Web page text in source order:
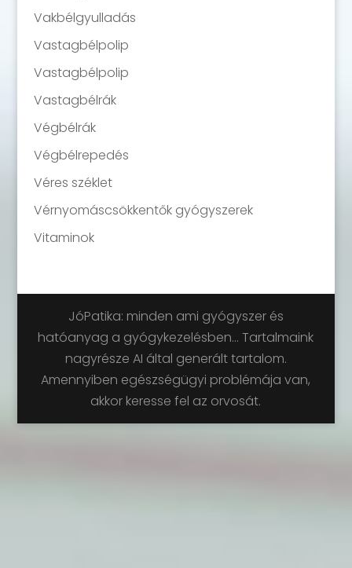
Vakbélgyulladás
Vastagbélpolip
Vastagbélpolip
Vastagbélrák
Végbélrák
Végbélrepedés
Véres széklet
Vérnyomáscsökkentők gyógyszerek
Vitaminok
JóPatika: minden ami gyógyszer és
hatóanyag a gyógykezelésben... Tartalmaink
nagyrésze AI által generált tartalom.
Amennyiben egészségügyi problémája van,
akkor keresse fel az orvosát.